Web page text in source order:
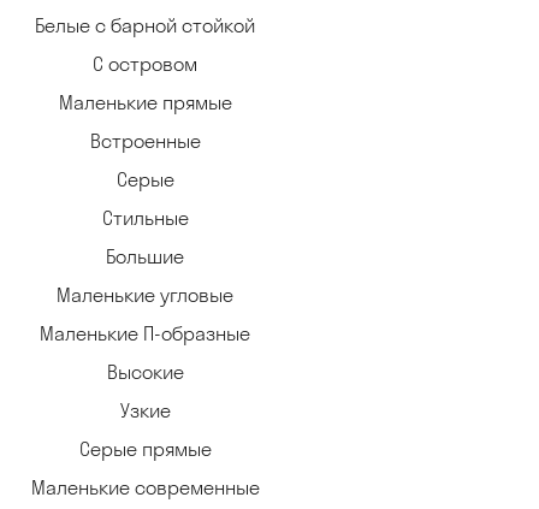
Белые с барной стойкой
С островом
Маленькие прямые
Встроенные
Серые
Стильные
Большие
Маленькие угловые
Маленькие П-образные
Высокие
Узкие
Серые прямые
Маленькие современные